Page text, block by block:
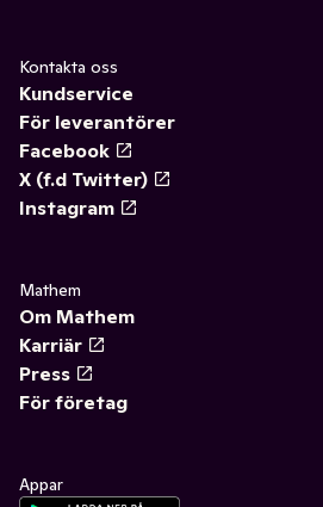
Kontakta oss
Kundservice
För leverantörer
Facebook
X (f.d Twitter)
Instagram
Mathem
Om Mathem
Karriär
Press
För företag
Appar